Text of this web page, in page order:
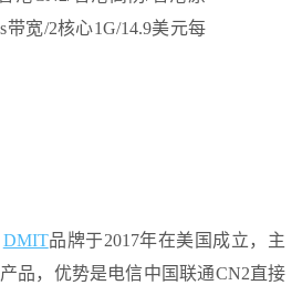
DMIT品牌于2017年在美国成立，主
产品，优势是电信中国联通CN2直接